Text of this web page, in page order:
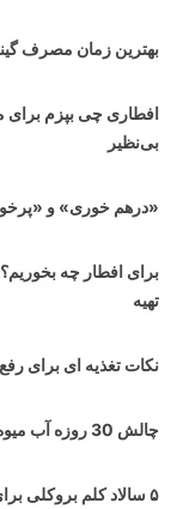
بهترین زمان مصرف
افطاری چی بپزم برای
بی‌نظیر
«درهم خوری» و
تهیه
نکات تغذیه ای برای
چالش 30 روزه آب میوه؛ هم وزن کم کن و هم بدنت رو سم زدایی کن!
۵ سالاد کلم بروکلی برای یک رژیم غذایی سالم